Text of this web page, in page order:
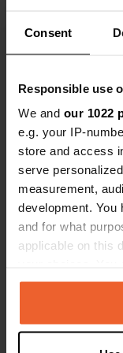
Consent
Responsible use
We and our 1022
e.g. your IP-
store and access
serve
measurement,
development. You
and for what
applicable on this
any time from the
the Privacy
Contact
Helvesieker
27383,